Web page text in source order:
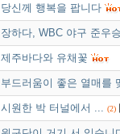
당신께 행복을 팝니다
장하다, WBC 야구 준우
제주바다와 유채꽃
부드러움이 좋은 열매를
시원한 박 터널에서 ... (2)